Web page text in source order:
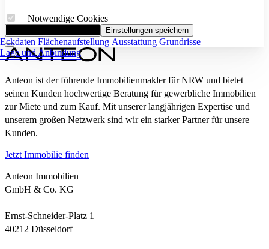
Eckdaten Flächenaufstellung Ausstattung Grundrisse
Lage und Anbindung
Notwendige Cookies
Einstellungen speichern
Anteon ist der führende Immobilienmakler für NRW und bietet
seinen Kunden hochwertige Beratung für gewerbliche Immobilien
zur Miete und zum Kauf. Mit unserer langjährigen Expertise und
unserem großen Netzwerk sind wir ein starker Partner für unsere
Kunden.
Jetzt Immobilie finden
Anteon Immobilien
GmbH & Co. KG
Ernst-Schneider-Platz 1
40212 Düsseldorf